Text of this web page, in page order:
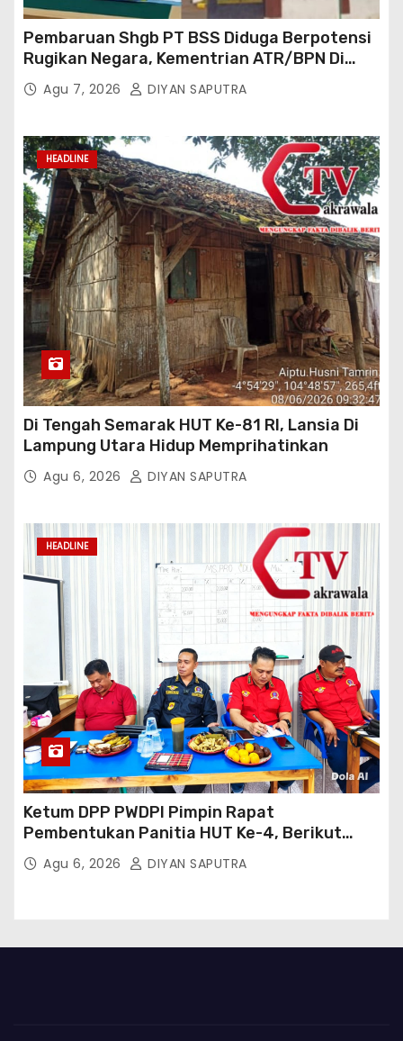
Pembaruan Shgb PT BSS Diduga Berpotensi
Rugikan Negara, Kementrian ATR/BPN Di
Gugat Di PTUN Jakarta
Agu 7, 2026 DIYAN SAPUTRA
HEADLINE
Di Tengah Semarak HUT Ke-81 RI, Lansia Di
Lampung Utara Hidup Memprihatinkan
Agu 6, 2026 DIYAN SAPUTRA
HEADLINE
Ketum DPP PWDPI Pimpin Rapat
Pembentukan Panitia HUT Ke-4, Berikut
Susunan Dan Rangkaian Kegiatannya
Agu 6, 2026 DIYAN SAPUTRA